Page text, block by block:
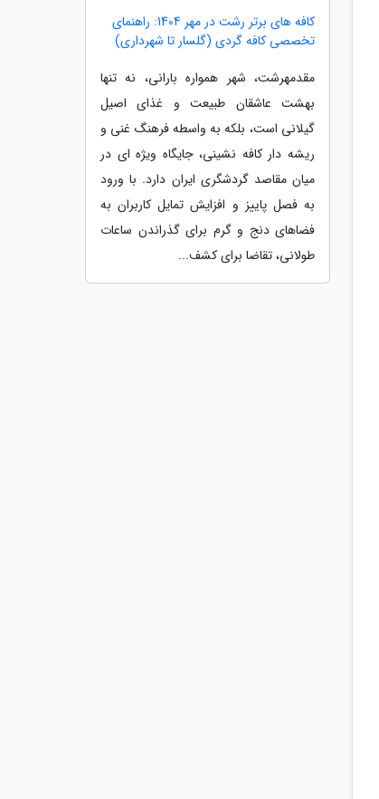
کافه های برتر رشت در مهر 1404: راهنمای
تخصصی کافه گردی (گلسار تا شهرداری)
مقدمهرشت، شهر همواره بارانی، نه تنها
بهشت عاشقان طبیعت و غذای اصیل
گیلانی است، بلکه به واسطه فرهنگ غنی و
ریشه دار کافه نشینی، جایگاه ویژه ای در
میان مقاصد گردشگری ایران دارد. با ورود
به فصل پاییز و افزایش تمایل کاربران به
فضاهای دنج و گرم برای گذراندن ساعات
طولانی، تقاضا برای کشف...